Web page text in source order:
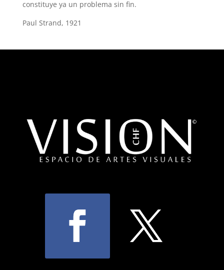
constituye ya un problema sin fin.
Paul Strand, 1921